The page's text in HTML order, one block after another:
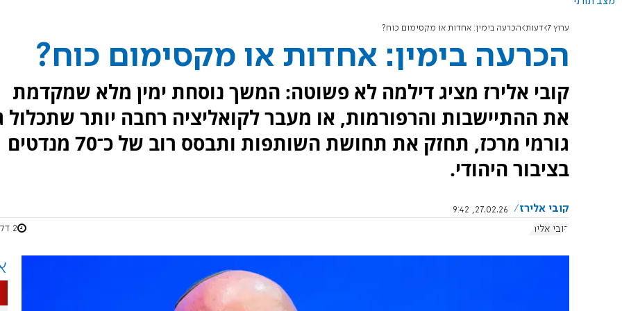
ערוץ 7 דעות הכרעה בימין: אחדות או מקסימום כוח?
הכרעה בימין: אחדות או מקסימום כוח?
קובי אלירז מציג דילמה לא פשוטה: המשך נוסחת ימין מלא שמקדמת
את ההתיישבות והרפורמות, או מעבר לקואליציה רחבה יותר שתכלול
גורמי מרכז, תחזק את תחושת השותפות ותבסס רוב של כ־70 מנדטים
בציבור היהודי.
קובי אלירז
27.02.26, 9:42
קובי אלירז
2 דקות